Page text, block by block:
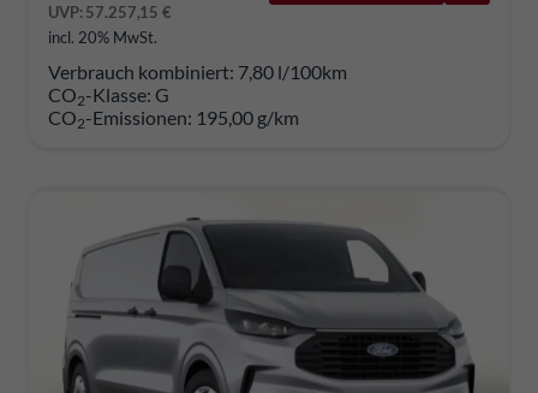
UVP:57.257,15 €
incl. 20% MwSt.
Verbrauch kombiniert: 7,80 l/100km
CO2-Klasse: G
CO2-Emissionen: 195,00 g/km